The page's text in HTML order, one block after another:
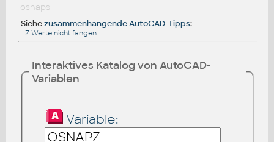
osnaps
Siehezusammenhängende AutoCAD-Tipps:
• Z-Werte nicht fangen.
Interaktives Katalog von AutoCAD-
Variablen
Variable: